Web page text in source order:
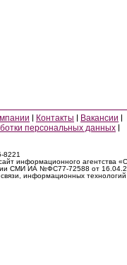
Контакты
Вакансии
персональных данных
8221
информационного агентства
СМИ ИА №ФС77-72588 от
информационных